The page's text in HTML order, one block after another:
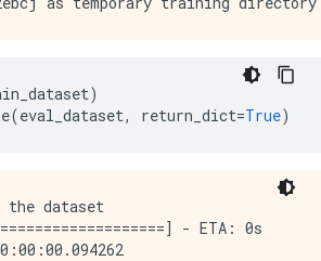
)
(eval_dataset, return_dict=True)
the dataset
- ETA: 0s